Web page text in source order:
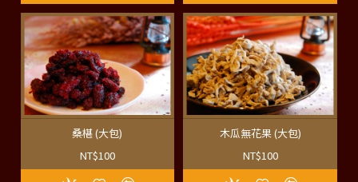
桑椹 (大包)
NT$100
木瓜無花果 (大包)
NT$100